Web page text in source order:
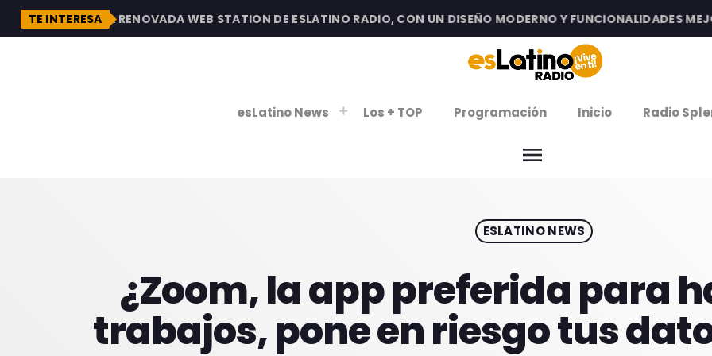
TE INTERESA
DESCUBRE LA RENOVADA WEB STATION DE ESLATINO RADIO, CON UN DISEÑO MODERNO Y FUNCIONALIDADES
esLatino News Los + TOP Programación Inicio Radio
menu
VIERNES DE ESTRENOS ESLATINO NEWS
¿Zoom, la app preferida para
trabajos, pone en riesgo tus